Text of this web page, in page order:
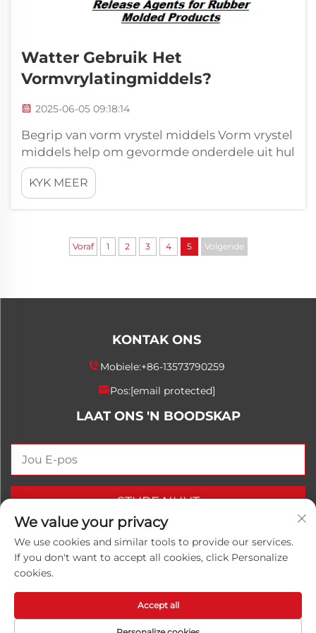
Watter Gebruik Het
Vormvrylatingmiddels?
2025-06-05 09:18:14
Begrip van vorm vrystel middels Vorm vrystel
middels help om gevormde onderdele uit hul
vorms te kry sonder om enige skade aan te
rig tydens die vervaardigingsproses. Wat
hierdie produkte doen, is om 'n soort
die materiaal wat gebruik word te skep...
KYK MEER
Voraf 1 2 3 4 5 Volgende
KONTAK ONS
Mobiele:+86-13573790259
Pos:[email protected]
LAAT ONS 'N BOODSKAP
STURF NUUT
Kopiereg © 2026 China Shandong Luwanhong
Privaatheidsbeleid
We value your privacy
We use cookies and similar tools to provide our services.
If you don't want to accept all cookies, click Personalize
cookies.
Accept all